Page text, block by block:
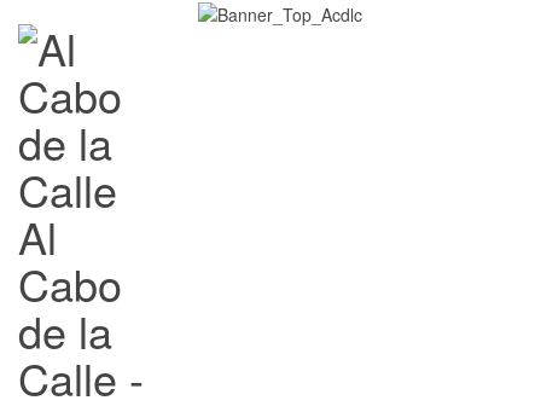
Al
Cabo
de la
Calle -